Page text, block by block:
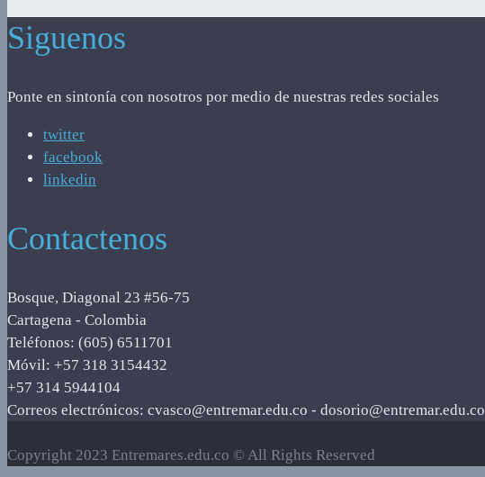
Siguenos
Ponte en sintonía con nosotros por medio de nuestras redes sociales
twitter
facebook
linkedin
Contactenos
Bosque, Diagonal 23 #56-75
Cartagena - Colombia
Teléfonos: (605) 6511701
Móvil: +57 318 3154432
+57 314 5944104
Correos electrónicos: cvasco@entremar.edu.co - dosorio@entremar.edu.co
Copyright 2023 Entremares.edu.co © All Rights Reserved